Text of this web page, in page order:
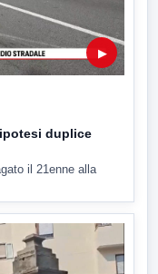
▶
duplice
il 21enne alla